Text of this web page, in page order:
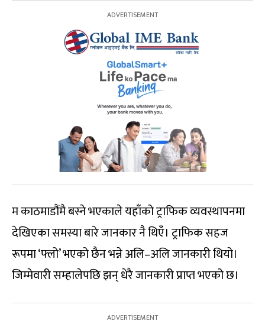
म काठमाडौंमै बस्ने भएकाले यहाँको ट्राफिक व्यवस्थापनमा
देखिएका समस्या बारे जानकार नै थिएँ। ट्राफिक सहज
रूपमा ‘फ्लो’ भएको छैन भन्ने अलि–अलि जानकारी थियो।
जिम्मेवारी सम्हालेपछि झन् धेरै जानकारी प्राप्त भएको छ।